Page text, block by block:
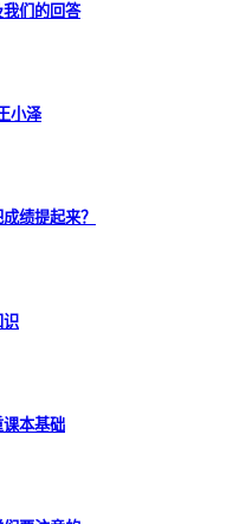
们的回答
小泽
绩提起来？
识
本基础